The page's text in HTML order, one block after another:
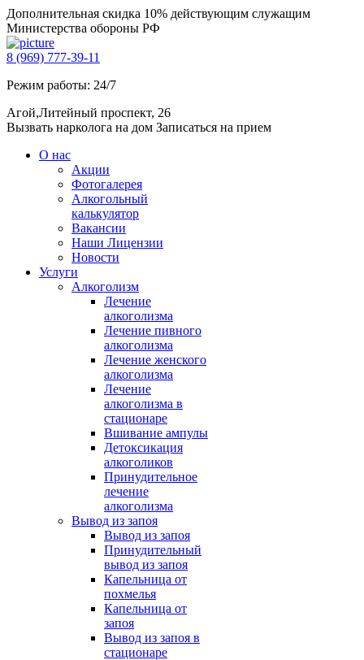
Дополнительная скидка 10% действующим служащим
Министерства обороны РФ
8 (969) 777-39-11
Режим работы: 24/7
Агой,Литейный проспект, 26
Вызвать нарколога на дом Записаться на прием
О нас
Акции
Фотогалерея
Алкогольный
калькулятор
Вакансии
Наши Лицензии
Новости
Услуги
Алкоголизм
Лечение
алкоголизма
Лечение пивного
алкоголизма
Лечение женского
алкоголизма
Лечение
алкоголизма в
стационаре
Вшивание ампулы
Детоксикация
алкоголиков
Принудительное
лечение
алкоголизма
Вывод из запоя
Вывод из запоя
Принудительный
вывод из запоя
Капельница от
похмелья
Капельница от
запоя
Вывод из запоя в
стационаре